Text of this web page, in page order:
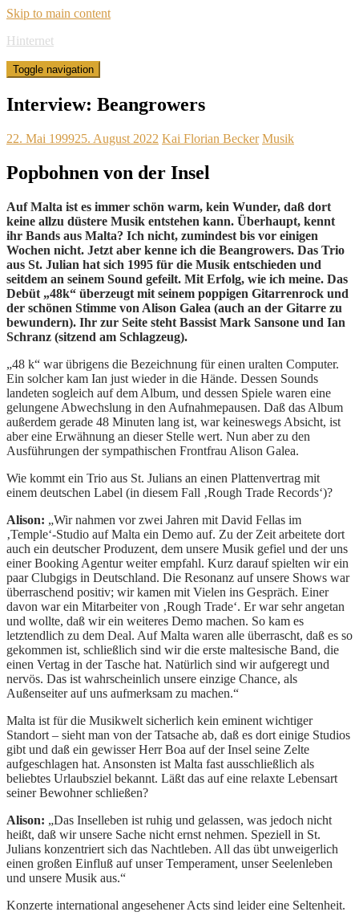
Skip to main content
Hinternet
Toggle navigation
Interview: Beangrowers
22. Mai 199925. August 2022 Kai Florian Becker Musik
Popbohnen von der Insel
Auf Malta ist es immer schön warm, kein Wunder, daß dort
keine allzu düstere Musik entstehen kann. Überhaupt, kennt
ihr Bands aus Malta? Ich nicht, zumindest bis vor einigen
Wochen nicht. Jetzt aber kenne ich die Beangrowers. Das Trio
aus St. Julian hat sich 1995 für die Musik entschieden und
seitdem an seinem Sound gefeilt. Mit Erfolg, wie ich meine. Das
Debüt „48k“ überzeugt mit seinem poppigen Gitarrenrock und
der schönen Stimme von Alison Galea (auch an der Gitarre zu
bewundern). Ihr zur Seite steht Bassist Mark Sansone und Ian
Schranz (sitzend am Schlagzeug).
„48 k“ war übrigens die Bezeichnung für einen uralten Computer.
Ein solcher kam Ian just wieder in die Hände. Dessen Sounds
landeten sogleich auf dem Album, und dessen Spiele waren eine
gelungene Abwechslung in den Aufnahmepausen. Daß das Album
außerdem gerade 48 Minuten lang ist, war keineswegs Absicht, ist
aber eine Erwähnung an dieser Stelle wert. Nun aber zu den
Ausführungen der sympathischen Frontfrau Alison Galea.
Wie kommt ein Trio aus St. Julians an einen Plattenvertrag mit
einem deutschen Label (in diesem Fall ‚Rough Trade Records‘)?
Alison: „Wir nahmen vor zwei Jahren mit David Fellas im
‚Temple‘-Studio auf Malta ein Demo auf. Zu der Zeit arbeitete dort
auch ein deutscher Produzent, dem unsere Musik gefiel und der uns
einer Booking Agentur weiter empfahl. Kurz darauf spielten wir ein
paar Clubgigs in Deutschland. Die Resonanz auf unsere Shows war
überraschend positiv; wir kamen mit Vielen ins Gespräch. Einer
davon war ein Mitarbeiter von ‚Rough Trade‘. Er war sehr angetan
und wollte, daß wir ein weiteres Demo machen. So kam es
letztendlich zu dem Deal. Auf Malta waren alle überrascht, daß es so
gekommen ist, schließlich sind wir die erste maltesische Band, die
einen Vertag in der Tasche hat. Natürlich sind wir aufgeregt und
nervös. Das ist wahrscheinlich unsere einzige Chance, als
Außenseiter auf uns aufmerksam zu machen.“
Malta ist für die Musikwelt sicherlich kein eminent wichtiger
Standort – sieht man von der Tatsache ab, daß es dort einige Studios
gibt und daß ein gewisser Herr Boa auf der Insel seine Zelte
aufgeschlagen hat. Ansonsten ist Malta fast ausschließlich als
beliebtes Urlaubsziel bekannt. Läßt das auf eine relaxte Lebensart
seiner Bewohner schließen?
Alison: „Das Inselleben ist ruhig und gelassen, was jedoch nicht
heißt, daß wir unsere Sache nicht ernst nehmen. Speziell in St.
Julians konzentriert sich das Nachtleben. All das übt unweigerlich
einen großen Einfluß auf unser Temperament, unser Seelenleben
und unsere Musik aus.“
Konzerte international angesehener Acts sind leider eine Seltenheit.